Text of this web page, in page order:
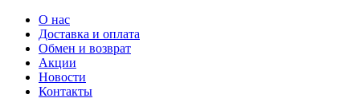
О нас
Доставка и оплата
Обмен и возврат
Акции
Новости
Контакты